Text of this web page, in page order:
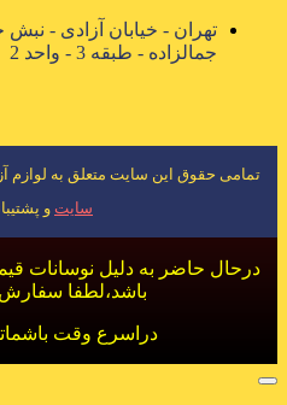
تهران - خیابان آزادی -
جمالزاده - طبقه 3 - واحد 2
تمامی حقوق این سایت متعلق به لوازم
سایتو
درحال حاضر به دلیل نوسانات
باشد،لطفا سفارش
دراسرع وقت